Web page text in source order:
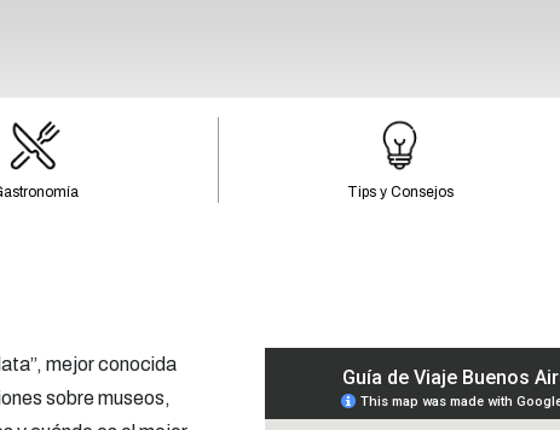
Tips y Consejos
mejor conocida
sobre museos,